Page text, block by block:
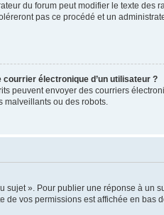
du forum peut modifier le texte
pas ce procédé et un
courrier électronique d’un utilisateur ?
peuvent envoyer des courriers
malveillants ou des robots.
». Pour publier une réponse à
vos permissions est affichée en